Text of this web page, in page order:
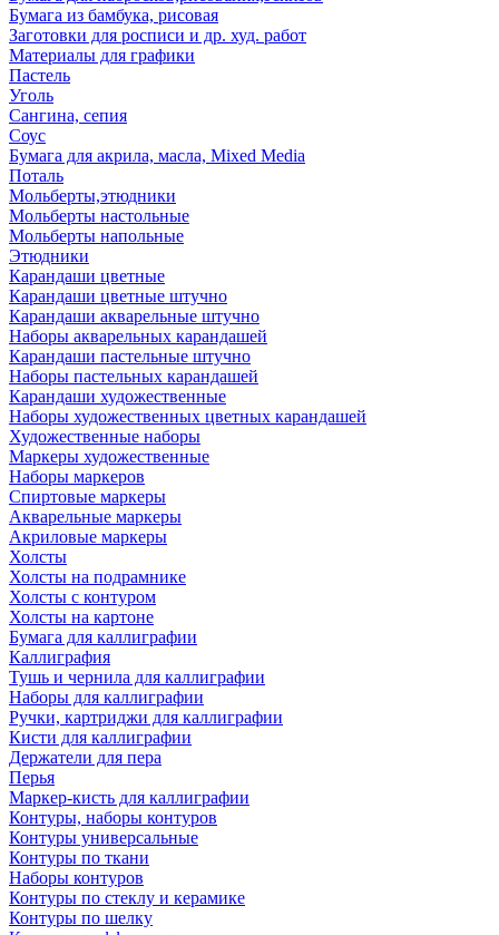
Бумага из бамбука, рисовая
Заготовки для росписи и др. худ. работ
Материалы для графики
Пастель
Уголь
Сангина, сепия
Соус
Бумага для акрила, масла, Mixed Media
Поталь
Мольберты,этюдники
Мольберты настольные
Мольберты напольные
Этюдники
Карандаши цветные
Карандаши цветные штучно
Карандаши акварельные штучно
Наборы акварельных карандашей
Карандаши пастельные штучно
Наборы пастельных карандашей
Карандаши художественные
Наборы художественных цветных карандашей
Художественные наборы
Маркеры художественные
Наборы маркеров
Спиртовые маркеры
Акварельные маркеры
Акриловые маркеры
Холсты
Холсты на подрамнике
Холсты с контуром
Холсты на картоне
Бумага для каллиграфии
Каллиграфия
Тушь и чернила для каллиграфии
Наборы для каллиграфии
Ручки, картриджи для каллиграфии
Кисти для каллиграфии
Держатели для пера
Перья
Маркер-кисть для каллиграфии
Контуры, наборы контуров
Контуры универсальные
Контуры по ткани
Наборы контуров
Контуры по стеклу и керамике
Контуры по шелку